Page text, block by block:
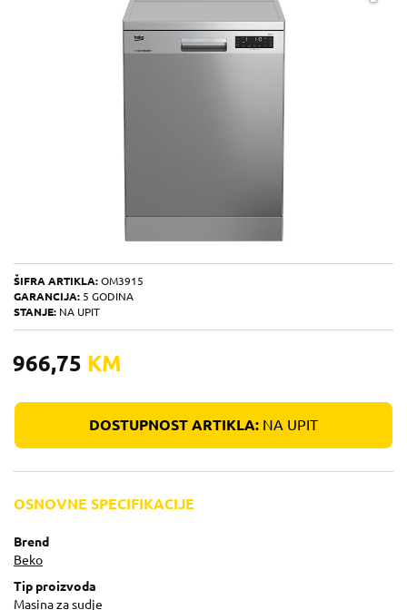
ŠIFRA ARTIKLA: OM3915
GARANCIJA: 5 GODINA
STANJE: NA UPIT
966,75 KM
DOSTUPNOST ARTIKLA: NA UPIT
OSNOVNE SPECIFIKACIJE
Brend
Beko
Tip proizvoda
Masina za sudje